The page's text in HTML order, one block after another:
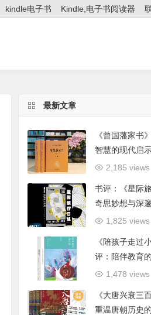
kindle电子书 Kindle,电子书阅读器
最新文章
《曾国藩家书
智慧的现代启
2,185 views
书评：《星际
奇思妙想与深
1,825 views
《陪孩子走过
评：陪伴教育
用指导1,478 views
《大唐兴衰三
重温唐朝历史